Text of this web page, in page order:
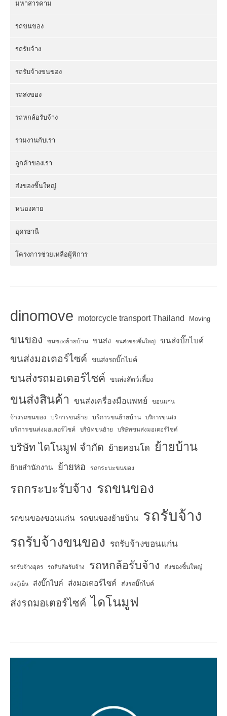
มหาสารคาม
รถขนของ
รถรับจ้าง
รถรับจ้างขนของ
รถส่งของ
รถหกล้อรับจ้าง
ร่วมงานกับเรา
ลูกค้าของเรา
ส่งของชิ้นใหญ่
หนองคาย
อุดรธานี
โครงการช่วยเหลือผู้พิการ
dinomove motorcycle transport Thailand Moving
ขนของ ขนของย้ายบ้าน ขนส่ง ขนส่งของชิ้นใหญ่ ขนส่งบิ๊กไบค์
ขนส่งมอเตอร์ไซค์ ขนส่งรถบิ๊กไบค์
ขนส่งรถมอเตอร์ไซค์ ขนส่งสัตว์เลี้ยง
ขนส่งสินค้า ขนส่งเครื่องมือแพทย์ ขอนแก่น
จ้างรถขนของ บริการขนย้าย บริการขนย้ายบ้าน บริการขนส่ง
บริการขนส่งมอเตอร์ไซค์ บริษัทขนย้าย บริษัทขนส่งมอเตอร์ไซค์
บริษัท ไดโนมูฟ จำกัด ย้ายคอนโด ย้ายบ้าน
ย้ายสำนักงาน ย้ายหอ รถกระบะขนของ
รถกระบะรับจ้าง รถขนของ
รถขนของขอนแก่น รถขนของย้ายบ้าน รถรับจ้าง
รถรับจ้างขนของ รถรับจ้างขอนแก่น
รถรับจ้างอุดร รถสิบล้อรับจ้าง รถหกล้อรับจ้าง ส่งของชิ้นใหญ่
ส่งตู้เย็น ส่งบิ๊กไบค์ ส่งมอเตอร์ไซค์ ส่งรถบิ๊กไบค์
ส่งรถมอเตอร์ไซค์ ไดโนมูฟ